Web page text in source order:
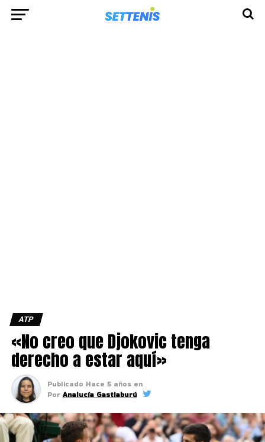
ATP
«No creo que Djokovic tenga
derecho a estar aquí»
Publicado Hace 5 años en
Por Analucía Gastiaburú